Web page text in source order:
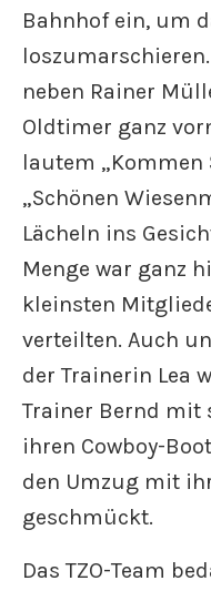
Bahnhof ein, um
neben Rainer
Oldtimer ganz
lautem „Kommen
„Schönen
Lächeln ins
Menge war ganz
kleinsten
verteilten. Auch
der Trainerin Lea
Trainer Bernd mit
ihren Cowboy-
den Umzug mit
geschmückt.
Das TZO-Team